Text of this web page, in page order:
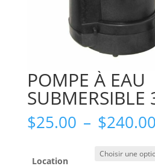
POMPE À EAU
SUBMERSIBLE
$25.00 – $240.00
Location